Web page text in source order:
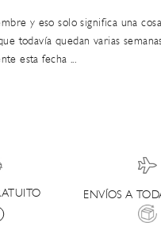
y eso solo significa una
todavía quedan varias
esta fecha ...
ENVÍOS A